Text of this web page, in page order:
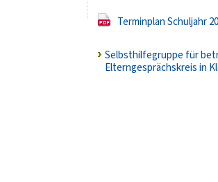
Terminplan Schuljahr
Selbsthilfegruppe für
Elterngesprächskreis in